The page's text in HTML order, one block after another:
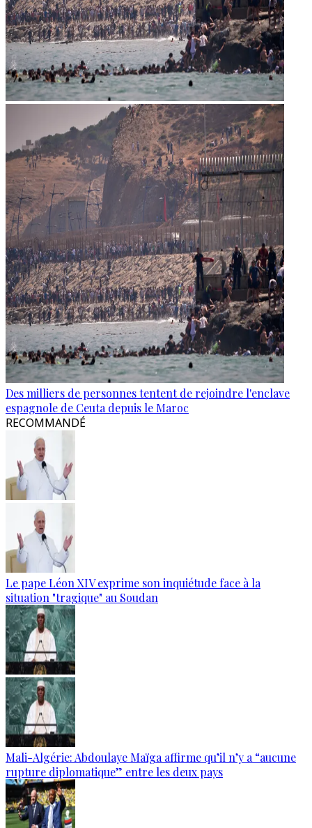
Des milliers de personnes tentent de rejoindre l'enclave
espagnole de Ceuta depuis le Maroc
RECOMMANDÉ
Le pape Léon XIV exprime son inquiétude face à la
situation "tragique" au Soudan
Mali-Algérie: Abdoulaye Maïga affirme qu’il n’y a “aucune
rupture diplomatique” entre les deux pays